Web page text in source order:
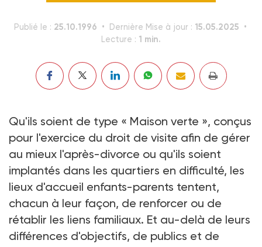
Publié le : 25.10.1996 Dernière Mise à jour : 15.05.2025
Lecture : 1 min.
Qu'ils soient de type « Maison verte », conçus
pour l'exercice du droit de visite afin de gérer
au mieux l'après-divorce ou qu'ils soient
implantés dans les quartiers en difficulté, les
lieux d'accueil enfants-parents tentent,
chacun à leur façon, de renforcer ou de
rétablir les liens familiaux. Et au-delà de leurs
différences d'objectifs, de publics et de